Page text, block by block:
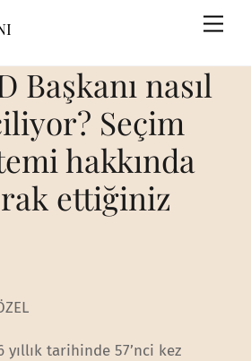
Başkanı nasıl
Seçim
hakkında
ettiğiniz
yıllık tarihinde 57’nci kez